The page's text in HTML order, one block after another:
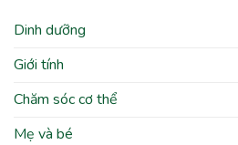
Dinh dưỡng
Giới tính
Chăm sóc cơ thể
Mẹ và bé